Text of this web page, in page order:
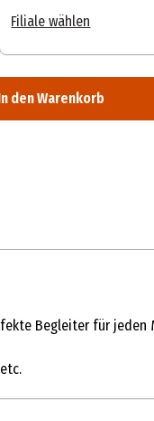
Filiale wählen
den Warenkorb
Begleiter für jeden